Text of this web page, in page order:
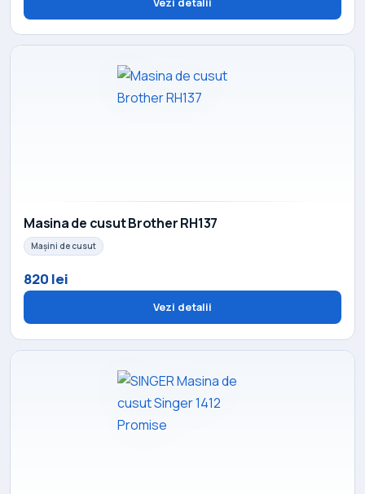
Masina de cusut Brother RH137
Mașini de cusut
820 lei
Vezi detalii